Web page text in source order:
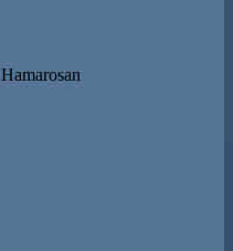
Hamarosan